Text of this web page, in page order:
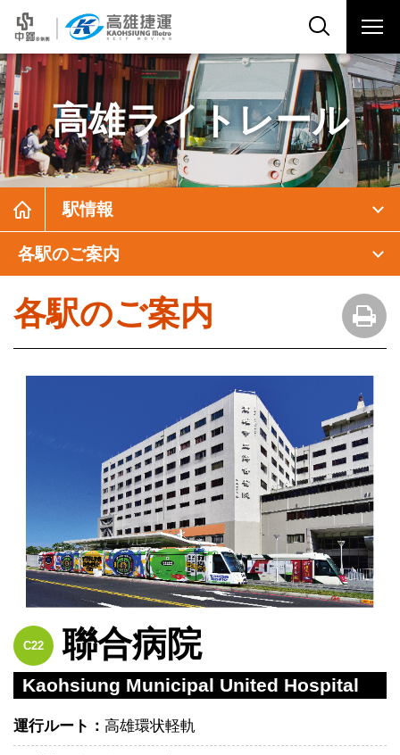
高雄ライトレール
駅情報
各駅のご案内
各駅のご案内
C22 聯合病院
Kaohsiung Municipal United Hospital
運行ルート： 高雄環状軽軌